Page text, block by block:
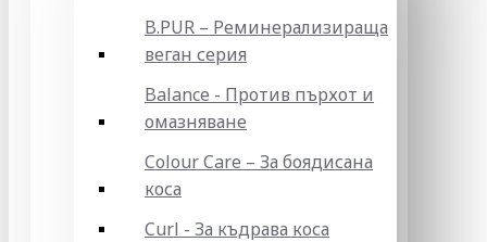
B.PUR – Реминерализираща
веган серия
Balance - Против пърхот и
омазняване
Colour Care – За боядисана
коса
Curl - За къдрава коса